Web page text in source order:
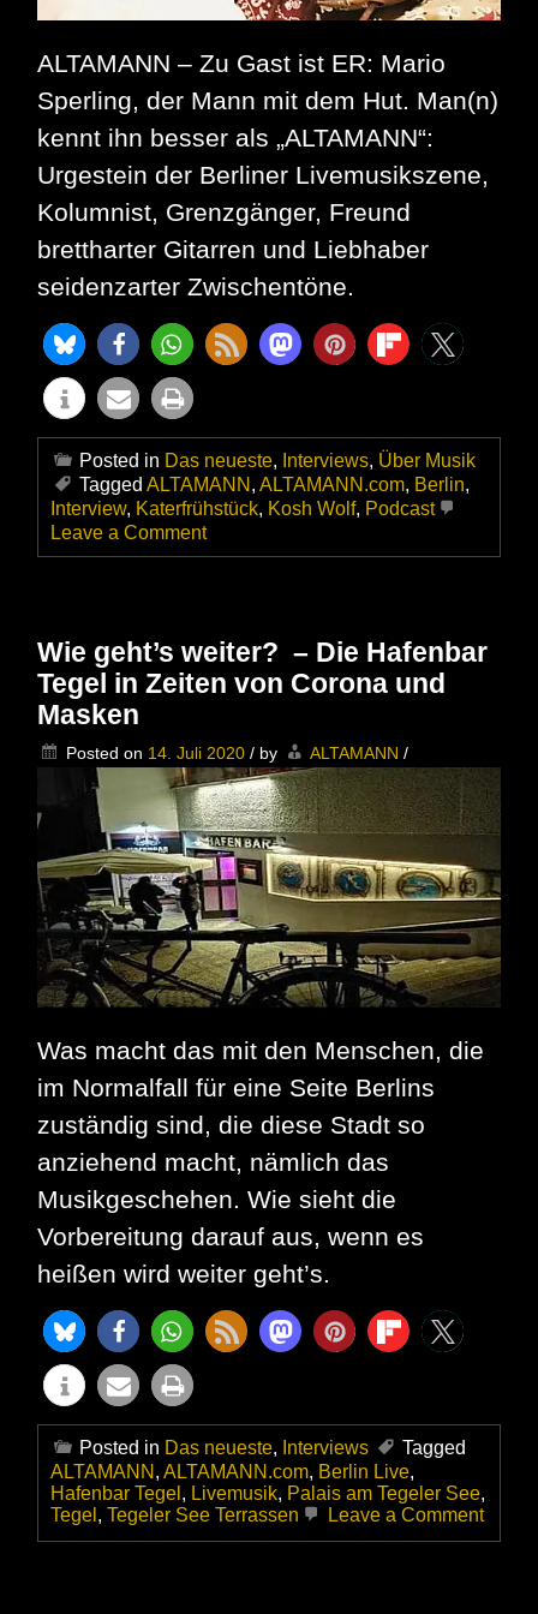
ALTAMANN – Zu Gast ist ER: Mario
Sperling, der Mann mit dem Hut. Man(n)
kennt ihn besser als „ALTAMANN“:
Urgestein der Berliner Livemusikszene,
Kolumnist, Grenzgänger, Freund
brettharter Gitarren und Liebhaber
seidenzarter Zwischentöne.
Posted in Das neueste, Interviews, Über Musik
Tagged ALTAMANN , ALTAMANN.com, Berlin,
Interview, Katerfrühstück, Kosh Wolf, Podcast
Leave a Commenton
Der
Podcast
–
Kosh
ihn
ausgequetscht
Wie geht’s weiter? – Die Hafenbar
Tegel in Zeiten von Corona und
Masken
Posted on 14. Juli 2020 / by ALTAMANN /
Was macht das mit den Menschen, die
im Normalfall für eine Seite Berlins
zuständig sind, die diese Stadt so
anziehend macht, nämlich das
Musikgeschehen. Wie sieht die
Vorbereitung darauf aus, wenn es
heißen wird weiter geht’s.
Posted in Das neueste, Interviews
Tagged
ALTAMANN , ALTAMANN.com, Berlin Live,
Hafenbar Tegel , Livemusik, Palais am Tegeler See,
Tegel , Tegeler See Terrassen Leave a Commenton